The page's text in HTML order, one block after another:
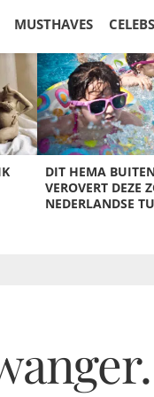
MUSTHAVES CELEBS
DIT HEMA
VEROVERT DEZE
NEDERLANDSE